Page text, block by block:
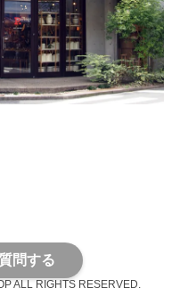
ALL RIGHTS RESERVED.
問する